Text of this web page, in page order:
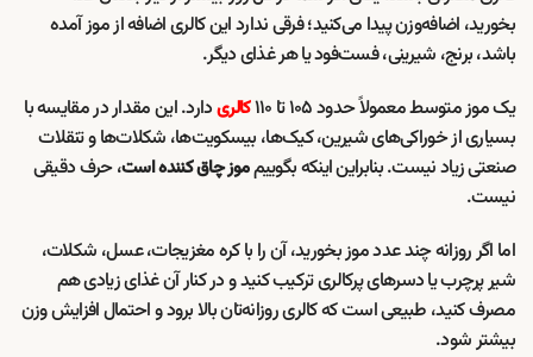
بخورید، اضافه‌وزن پیدا می‌کنید؛ فرقی ندارد این کالری اضافه از موز آمده
باشد، برنج، شیرینی، فست‌فود یا هر غذای دیگر.
یک موز متوسط معمولاً حدود ۱۰۵ تا ۱۱۰
کالریدارد. این مقدار در مقایسه با
بسیاری از خوراکی‌های شیرین، کیک‌ها، بیسکویت‌ها، شکلات‌ها و تنقلات
صنعتی زیاد نیست. بنابراین اینکه بگوییمموز چاق کننده است، حرف دقیقی
نیست.
اما اگر روزانه چند عدد موز بخورید، آن را با کره مغزیجات، عسل، شکلات،
شیر پرچرب یا دسرهای پرکالری ترکیب کنید و در کنار آن غذای زیادی هم
مصرف کنید، طبیعی است که کالری روزانه‌تان بالا برود و احتمال افزایش وزن
بیشتر شود.